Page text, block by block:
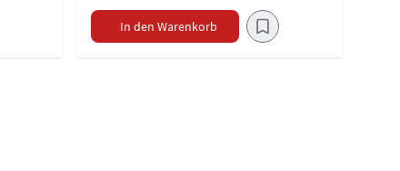
In den Warenkorb